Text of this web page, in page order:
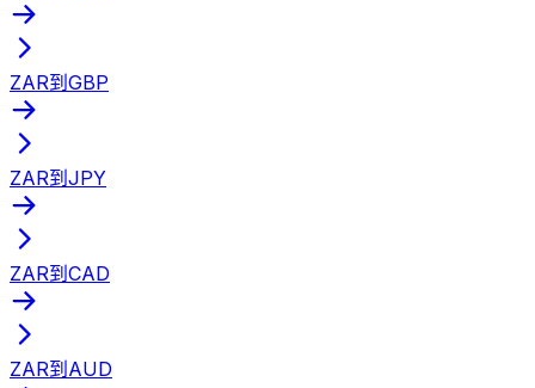
ZAR到GBP
ZAR到JPY
ZAR到CAD
ZAR到AUD